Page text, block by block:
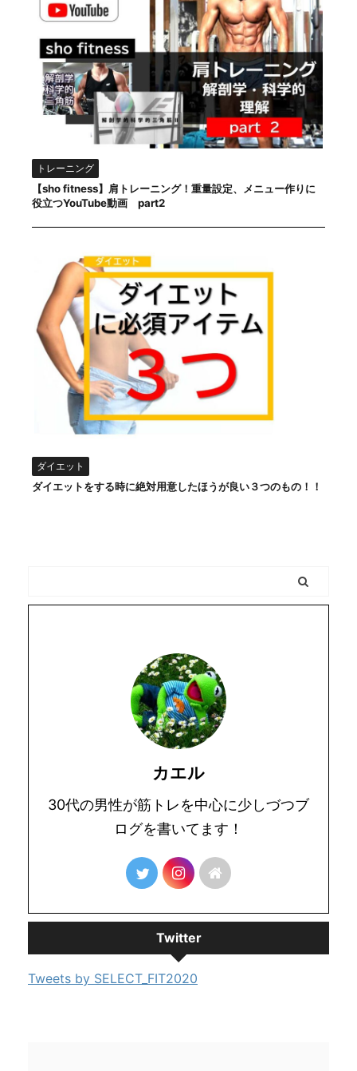
トレーニング
【sho fitness】肩トレーニング！重量設定、メニュー作りに
役立つYouTube動画 part2
ダイエット
ダイエットをする時に絶対用意したほうが良い３つのもの！！
カエル
30代の男性が筋トレを中心に少しづつブ
ログを書いてます！
Twitter
Tweets by SELECT_FIT2020